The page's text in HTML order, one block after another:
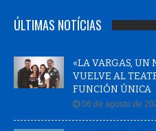
ÚLTIMAS NOTÍCIAS
«LA VARGAS, UN
VUELVE AL
FUNCIÓN ÚNICA
06 de agosto de